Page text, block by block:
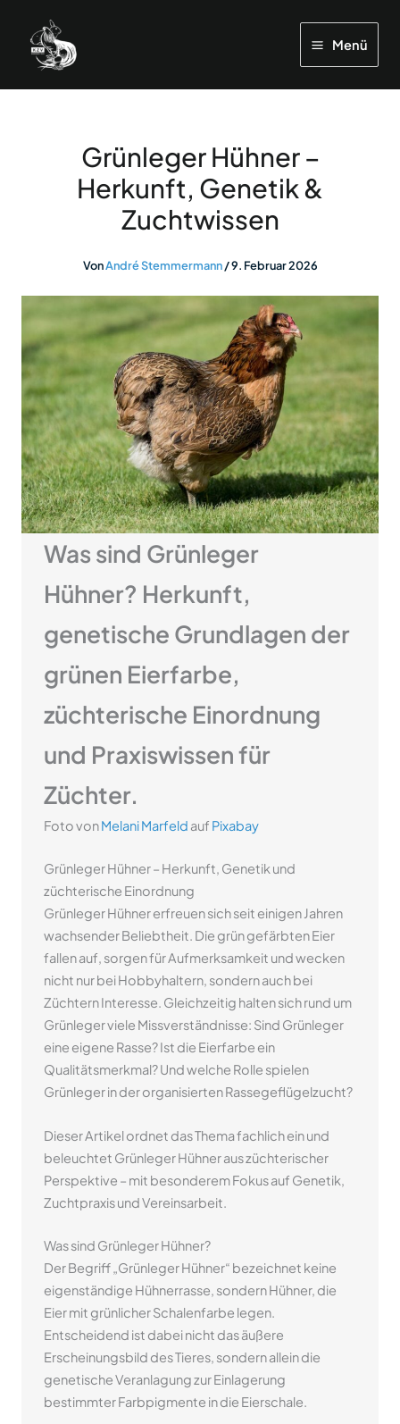
springen
Menü
Grünleger Hühner –
Herkunft, Genetik &
Zuchtwissen
VonAndré Stemmermann/9. Februar 2026
Was sind Grünleger
Hühner? Herkunft,
genetische Grundlagen der
grünen Eierfarbe,
züchterische Einordnung
und Praxiswissen für
Züchter.
Foto vonMelani Marfeld auf Pixabay
Grünleger Hühner – Herkunft, Genetik und
züchterische Einordnung
Grünleger Hühner erfreuen sich seit einigen Jahren
wachsender Beliebtheit. Die grün gefärbten Eier
fallen auf, sorgen für Aufmerksamkeit und wecken
nicht nur bei Hobbyhaltern, sondern auch bei
Züchtern Interesse. Gleichzeitig halten sich rund um
Grünleger viele Missverständnisse: Sind Grünleger
eine eigene Rasse? Ist die Eierfarbe ein
Qualitätsmerkmal? Und welche Rolle spielen
Grünleger in der organisierten Rassegeflügelzucht?
Dieser Artikel ordnet das Thema fachlich ein und
beleuchtet Grünleger Hühner aus züchterischer
Perspektive – mit besonderem Fokus auf Genetik,
Zuchtpraxis und Vereinsarbeit.
Was sind Grünleger Hühner?
Der Begriff „Grünleger Hühner“ bezeichnet keine
eigenständige Hühnerrasse, sondern Hühner, die
Eier mit grünlicher Schalenfarbe legen.
Entscheidend ist dabei nicht das äußere
Erscheinungsbild des Tieres, sondern allein die
genetische Veranlagung zur Einlagerung
bestimmter Farbpigmente in die Eierschale.